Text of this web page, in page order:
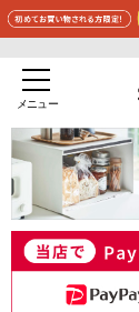
メニュー